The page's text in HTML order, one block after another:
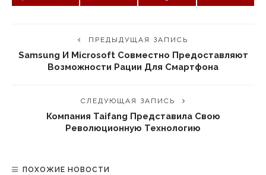
ПРЕДЫДУЩАЯ ЗАПИСЬ
Samsung И Microsoft Совместно Предоставляют
Возможности Рации Для Смартфона
СЛЕДУЮЩАЯ ЗАПИСЬ
Компания Taifang Представила Свою
Революционную Технологию
ПОХОЖИЕ НОВОСТИ